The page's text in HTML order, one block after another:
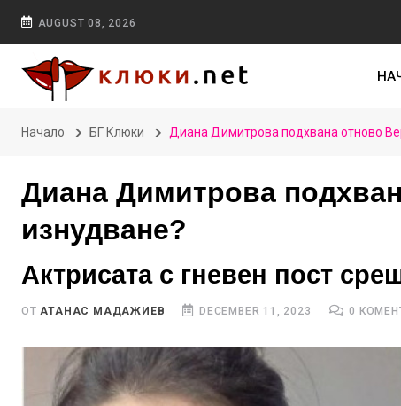
AUGUST 08, 2026
Начало БГ Клюки Диана Димитрова подхвана отново
Диана Димитрова
изнудване?
Актрисата с гневен пост
ОТАТАНАС МАДАЖИЕВ DECEMBER 11, 2023 0